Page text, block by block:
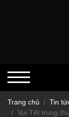
Trang chủ
Tin
Vui Tết trung